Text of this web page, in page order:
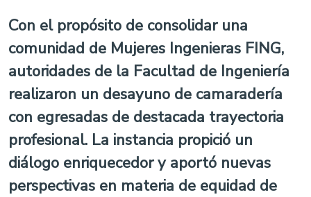
Con el propósito de consolidar una
comunidad de Mujeres Ingenieras FING,
autoridades de la Facultad de Ingeniería
realizaron un desayuno de camaradería
con egresadas de destacada trayectoria
profesional. La instancia propició un
diálogo enriquecedor y aportó nuevas
perspectivas en materia de equidad de